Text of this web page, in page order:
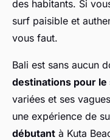
des habitants. Si
surf paisible et
vous faut.
Bali est sans aucun
destinations pour le
variées et ses
une expérience de
débutant à Kuta